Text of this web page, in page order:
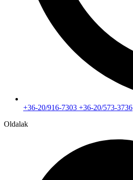
+36-20/916-7303 +36-20/573-3736
Oldalak